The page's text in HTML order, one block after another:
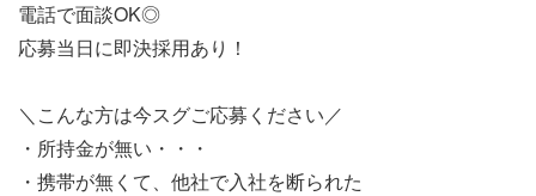
電話で面談OK◎
応募当日に即決採用あり！
＼こんな方は今スグご応募ください／
・所持金が無い・・・
・携帯が無くて、他社で入社を断られた